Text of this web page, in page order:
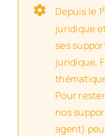
Depuis le 1
juridique
ses
juridique,
Pour
nos
agent)